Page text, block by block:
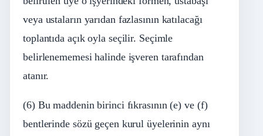
veya ustaların yarıdan fazlasının katılacağı
toplantıda açık oyla seçilir. Seçimle
belirlenememesi halinde işveren tarafından
atanır.
(6) Bu maddenin birinci fıkrasının (e) ve (f)
bentlerinde sözü geçen kurul üyelerinin aynı